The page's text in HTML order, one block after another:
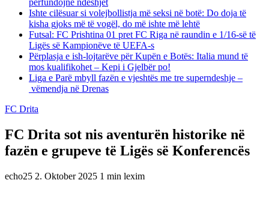
përfundojnë ndeshjet
Ishte cilësuar si volejbollistja më seksi në botë: Do doja të
kisha gjoks më të vogël, do më ishte më lehtë
Futsal: FC Prishtina 01 pret FC Riga në raundin e 1/16-së të
Ligës së Kampionëve të UEFA-s
Përplasja e ish-lojtarëve për Kupën e Botës: Italia mund të
mos kualifikohet – Kepi i Gjelbër po!
Liga e Parë mbyll fazën e vjeshtës me tre superndeshje –
vëmendja në Drenas
FC Drita
FC Drita sot nis aventurën historike në
fazën e grupeve të Ligës së Konferencës
echo25 2. Oktober 2025 1 min lexim